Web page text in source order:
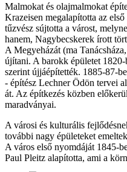
Malmokat és olajmalmokat
Krazeisen megalapította az
tűzvész sújtotta a várost,
hanem, Nagybecskerek írott
A Megyeházát (ma
újítani. A barokk épületet 1820-
szerint újjáépítették. 1885-87-
- építész Lechner Ödön tervei
át. Az építkezés közben
maradványai.
A városi és kulturális
további nagy épületeket
A város első nyomdáját 1845-
Paul Pleitz alapította, ami a